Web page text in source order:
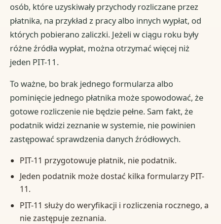
osób, które uzyskiwały przychody rozliczane przez
płatnika, na przykład z pracy albo innych wypłat, od
których pobierano zaliczki. Jeżeli w ciągu roku były
różne źródła wypłat, można otrzymać więcej niż
jeden PIT-11.
To ważne, bo brak jednego formularza albo
pominięcie jednego płatnika może spowodować, że
gotowe rozliczenie nie będzie pełne. Sam fakt, że
podatnik widzi zeznanie w systemie, nie powinien
zastępować sprawdzenia danych źródłowych.
PIT-11 przygotowuje płatnik, nie podatnik.
Jeden podatnik może dostać kilka formularzy PIT-
11.
PIT-11 służy do weryfikacji i rozliczenia rocznego, a
nie zastępuje zeznania.